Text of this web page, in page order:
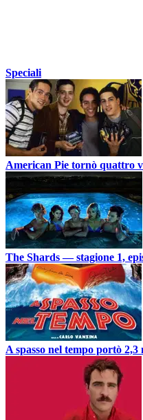
Speciali
American Pie tornò quattro
The Shards — stagione 1,
A spasso nel tempo portò 2,3